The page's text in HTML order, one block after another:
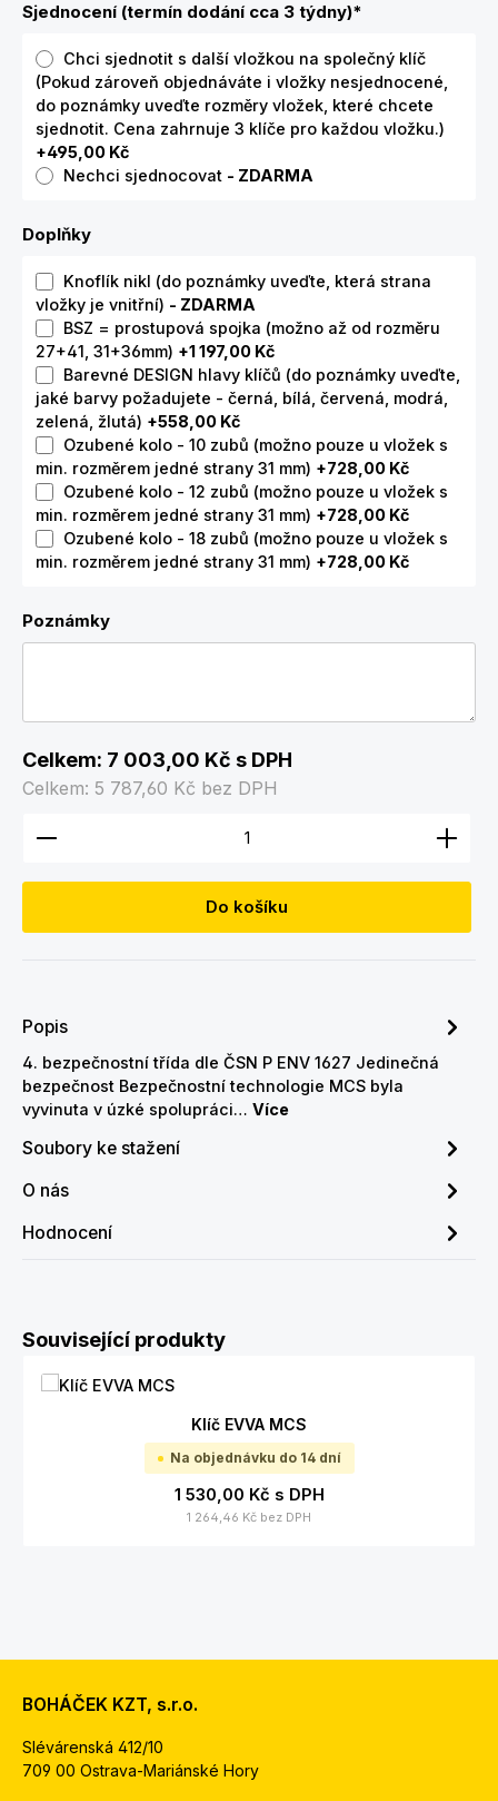
Sjednocení (termín dodání cca 3 týdny)*
Chci sjednotit s další vložkou na společný klíč
(Pokud zároveň objednáváte i vložky nesjednocené,
do poznámky uveďte rozměry vložek, které chcete
sjednotit. Cena zahrnuje 3 klíče pro každou vložku.)
+495,00 Kč
Nechci sjednocovat - ZDARMA
Doplňky
Knoflík nikl (do poznámky uveďte, která strana
vložky je vnitřní) - ZDARMA
BSZ = prostupová spojka (možno až od rozměru
27+41, 31+36mm) +1 197,00 Kč
Barevné DESIGN hlavy klíčů (do poznámky uveďte,
jaké barvy požadujete - černá, bílá, červená, modrá,
zelená, žlutá) +558,00 Kč
Ozubené kolo - 10 zubů (možno pouze u vložek s
min. rozměrem jedné strany 31 mm) +728,00 Kč
Ozubené kolo - 12 zubů (možno pouze u vložek s
min. rozměrem jedné strany 31 mm) +728,00 Kč
Ozubené kolo - 18 zubů (možno pouze u vložek s
min. rozměrem jedné strany 31 mm) +728,00 Kč
Poznámky
Celkem: 7 003,00 Kč s DPH
Celkem: 5 787,60 Kč bez DPH
Množství produktu: Zadejte požadované
Do košíku
Popis
4. bezpečnostní třída dle ČSN P ENV 1627 Jedinečná
bezpečnost Bezpečnostní technologie MCS byla
vyvinuta v úzké spolupráci… Více
Soubory ke stažení
O nás
Hodnocení
Přeskočit galerii produktů
Související produkty
Klíč EVVA MCS
Na objednávku do 14 dní
1 530,00 Kč s DPH
1 264,46 Kč bez DPH
BOHÁČEK KZT, s.r.o.
Slévárenská 412/10
709 00 Ostrava-Mariánské Hory